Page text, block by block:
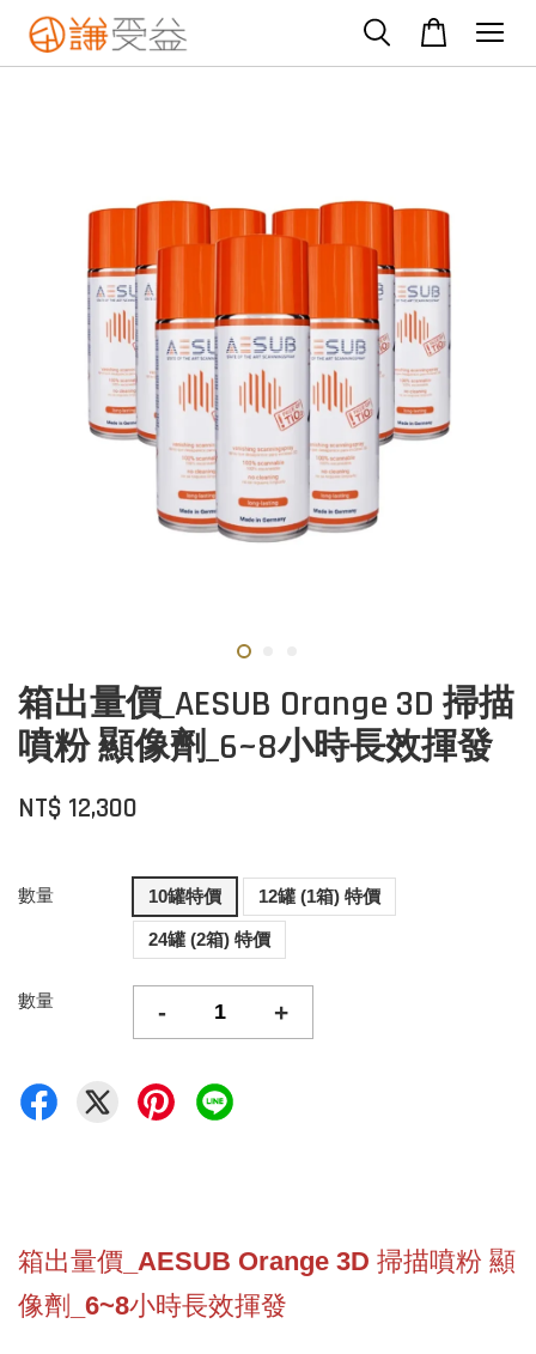
箱出量價_AESUB Orange 3D 掃描
噴粉 顯像劑_6~8小時長效揮發
NT$ 12,300
數量 10罐特價 12罐 (1箱) 特價
24罐 (2箱) 特價
數量 - +
箱出量價_AESUB Orange 3D 掃描噴粉 顯
像劑_6~8小時長效揮發